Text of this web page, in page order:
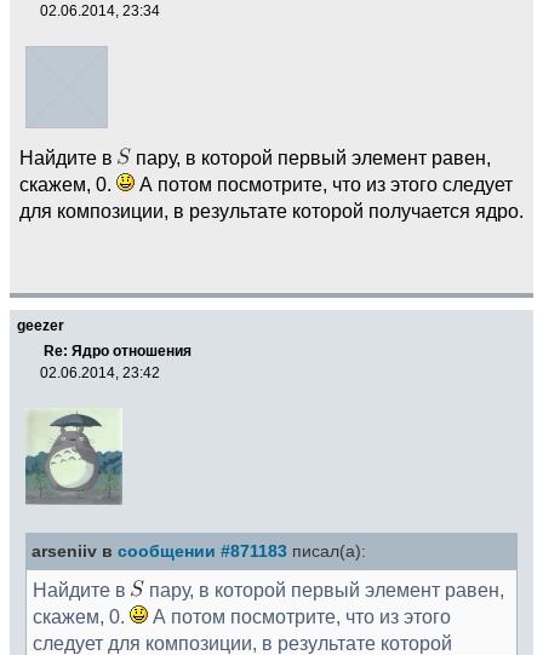
02.06.2014, 23:34
Найдите в
пару, в которой первый элемент равен,
скажем, 0.
А потом посмотрите, что из этого следует
для композиции, в результате которой получается ядро.
geezer
Re: Ядро отношения
02.06.2014, 23:42
arseniiv в сообщении #871183 писал(а):
Найдите в
пару, в которой первый элемент равен,
скажем, 0.
А потом посмотрите, что из этого
следует для композиции, в результате которой